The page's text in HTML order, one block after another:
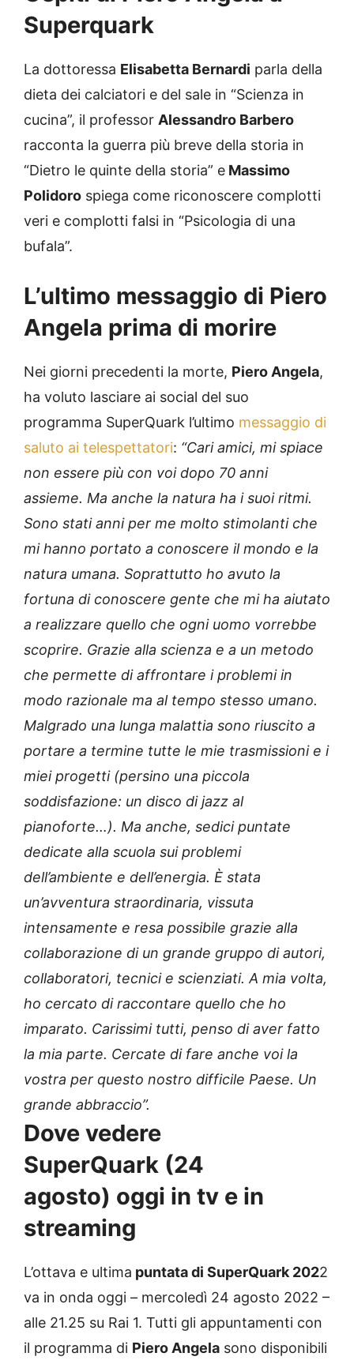
Superquark
La dottoressa Elisabetta Bernardi parla della
dieta dei calciatori e del sale in “Scienza in
cucina”, il professor Alessandro Barbero
racconta la guerra più breve della storia in
“Dietro le quinte della storia” e Massimo
Polidoro spiega come riconoscere complotti
veri e complotti falsi in “Psicologia di una
bufala”.
L’ultimo messaggio di Piero
Angela prima di morire
Nei giorni precedenti la morte, Piero Angela,
ha voluto lasciare ai social del suo
programma SuperQuark l’ultimo messaggio di
saluto ai telespettatori: “Cari amici, mi spiace
non essere più con voi dopo 70 anni
assieme. Ma anche la natura ha i suoi ritmi.
Sono stati anni per me molto stimolanti che
mi hanno portato a conoscere il mondo e la
natura umana. Soprattutto ho avuto la
fortuna di conoscere gente che mi ha aiutato
a realizzare quello che ogni uomo vorrebbe
scoprire. Grazie alla scienza e a un metodo
che permette di affrontare i problemi in
modo razionale ma al tempo stesso umano.
Malgrado una lunga malattia sono riuscito a
portare a termine tutte le mie trasmissioni e i
miei progetti (persino una piccola
soddisfazione: un disco di jazz al
pianoforte…). Ma anche, sedici puntate
dedicate alla scuola sui problemi
dell’ambiente e dell’energia. È stata
un’avventura straordinaria, vissuta
intensamente e resa possibile grazie alla
collaborazione di un grande gruppo di autori,
collaboratori, tecnici e scienziati. A mia volta,
ho cercato di raccontare quello che ho
imparato. Carissimi tutti, penso di aver fatto
la mia parte. Cercate di fare anche voi la
vostra per questo nostro difficile Paese. Un
grande abbraccio”.
Dove vedere
SuperQuark (24
agosto) oggi in tv e in
streaming
L’ottava e ultima puntata di SuperQuark 2022
va in onda oggi – mercoledì 24 agosto 2022 –
alle 21.25 su Rai 1. Tutti gli appuntamenti con
il programma di Piero Angela sono disponibili